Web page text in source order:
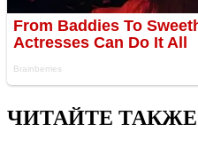
ЧИТАЙТЕ ТАКЖЕ